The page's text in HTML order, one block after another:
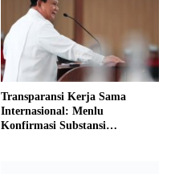
Transparansi Kerja Sama
Internasional: Menlu
Konfirmasi Substansi